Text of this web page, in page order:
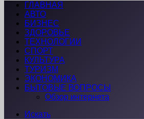
ГЛАВНАЯ
АВТО
БИЗНЕС
ЗДОРОВЬЕ
ТЕХНОЛОГИИ
СПОРТ
КУЛЬТУРА
ТУРИЗМ
ЭКОНОМИКА
БЫТОВЫЕ ВОПРОСЫ
Обзор интернета
Искать